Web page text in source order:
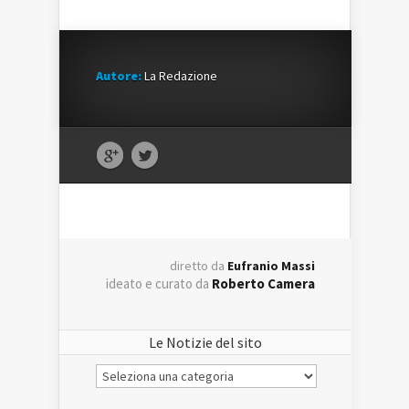
Autore:La Redazione
diretto da Eufranio Massi
ideato e curato da Roberto Camera
Le Notizie del sito
Le
Notizie